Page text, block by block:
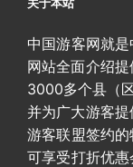
中国游客网就是
网站全面介绍
3000多个县（
并为广大游客
游客联盟签约
可享受打折优